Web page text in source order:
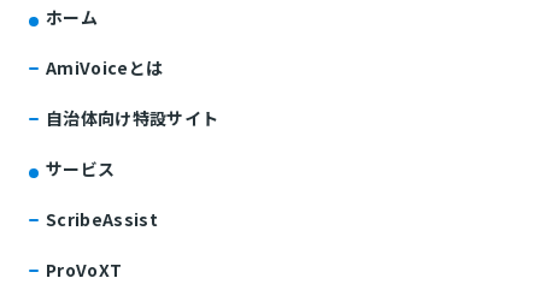
ホーム
AmiVoiceとは
自治体向け特設サイト
サービス
ScribeAssist
ProVoXT